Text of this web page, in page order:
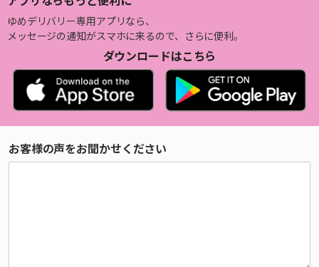
ゆめデリバリー専用アプリなら、
メッセージの通知がスマホに来るので、さらに便利。
ダウンロードはこちら
お客様の声をお聞かせください